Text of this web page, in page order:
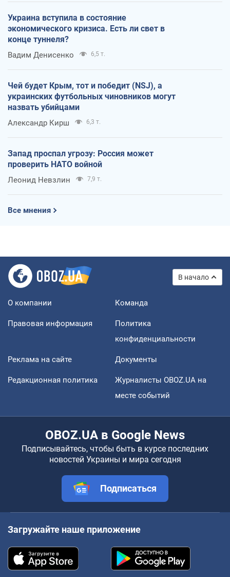
Украина вступила в состояние
экономического кризиса. Есть ли свет в
конце туннеля?
Вадим Денисенко 6,5 т.
Чей будет Крым, тот и победит (NSJ), а
украинских футбольных чиновников могут
назвать убийцами
Александр Кирш 6,3 т.
Запад проспал угрозу: Россия может
проверить НАТО войной
Леонид Невзлин 7,9 т.
Все мнения
В начало
О компании Команда
Правовая информация
Политика
конфиденциальности
Реклама на сайте Документы
Редакционная политика
Журналисты OBOZ.UA на
месте событий
OBOZ.UA в Google News
Подписывайтесь, чтобы быть в курсе последних
новостей Украины и мира сегодня
Подписаться
Загружайте наше приложение